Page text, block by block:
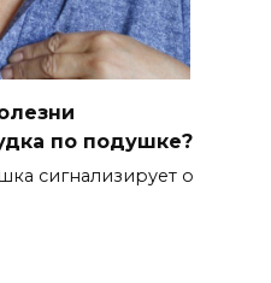
по подушке?
сигнализирует о